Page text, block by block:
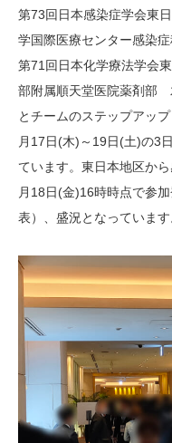
第73回日本感染症学会東
学国際医療センター感染
第71回日本化学療法学会
部附属順天堂医院薬剤部
とチームのステップアッ
月17日(木)～19日(土)の3
ています。東日本地区か
月18日(金)16時時点で参
表）、盛況となっています